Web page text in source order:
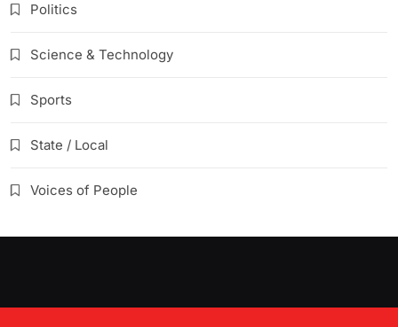
Politics
Science & Technology
Sports
State / Local
Voices of People